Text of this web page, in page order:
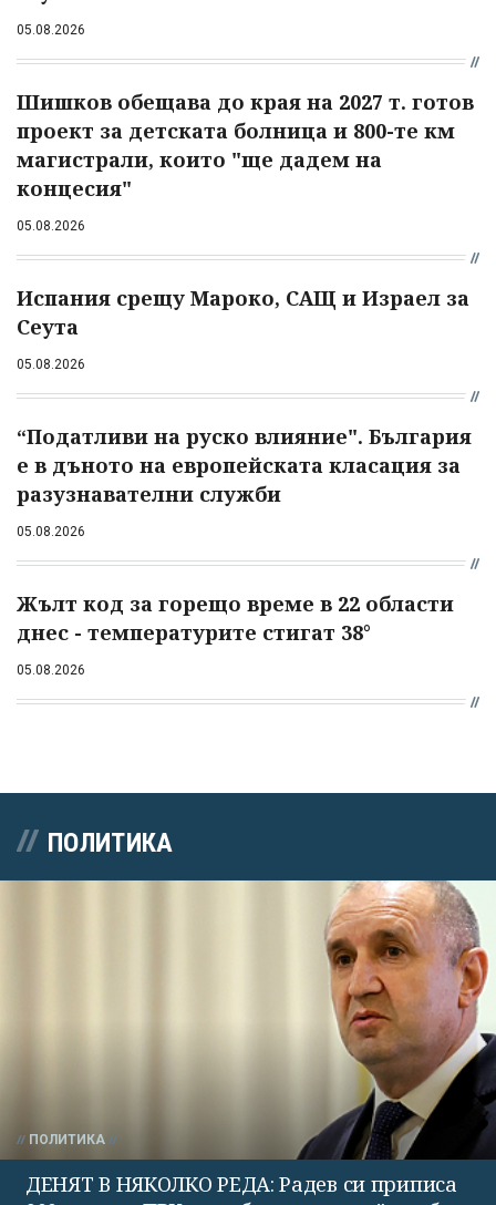
05.08.2026
Шишков обещава до края на 2027 т. готов
проект за детската болница и 800-те км
магистрали, които "ще дадем на
концесия"
05.08.2026
Испания срещу Мароко, САЩ и Израел за
Сеута
05.08.2026
“Податливи на руско влияние". България
е в дъното на европейската класация за
разузнавателни служби
05.08.2026
Жълт код за горещо време в 22 области
днес - температурите стигат 38°
05.08.2026
ПОЛИТИКА
ПОЛИТИКА
ДЕНЯТ В НЯКОЛКО РЕДА: Радев си приписа